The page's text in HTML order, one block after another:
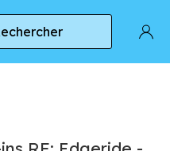
Skechers Men's Slip-ins RF: